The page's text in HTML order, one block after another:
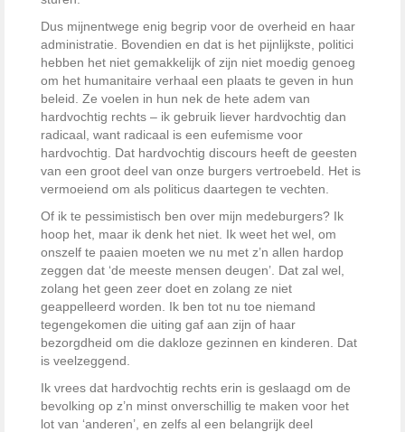
Dus mijnentwege enig begrip voor de overheid en haar
administratie. Bovendien en dat is het pijnlijkste, politici
hebben het niet gemakkelijk of zijn niet moedig genoeg
om het humanitaire verhaal een plaats te geven in hun
beleid. Ze voelen in hun nek de hete adem van
hardvochtig rechts – ik gebruik liever hardvochtig dan
radicaal, want radicaal is een eufemisme voor
hardvochtig. Dat hardvochtig discours heeft de geesten
van een groot deel van onze burgers vertroebeld. Het is
vermoeiend om als politicus daartegen te vechten.
Of ik te pessimistisch ben over mijn medeburgers? Ik
hoop het, maar ik denk het niet. Ik weet het wel, om
onszelf te paaien moeten we nu met z’n allen hardop
zeggen dat ‘de meeste mensen deugen’. Dat zal wel,
zolang het geen zeer doet en zolang ze niet
geappelleerd worden. Ik ben tot nu toe niemand
tegengekomen die uiting gaf aan zijn of haar
bezorgdheid om die dakloze gezinnen en kinderen. Dat
is veelzeggend.
Ik vrees dat hardvochtig rechts erin is geslaagd om de
bevolking op z’n minst onverschillig te maken voor het
lot van ‘anderen’, en zelfs al een belangrijk deel